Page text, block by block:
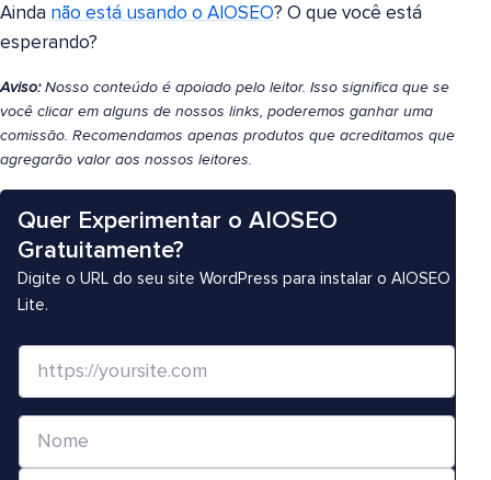
Ainda não está usando o AIOSEO? O que você está
esperando?
Aviso:Nosso conteúdo é apoiado pelo leitor. Isso significa que se
você clicar em alguns de nossos links, poderemos ganhar uma
comissão. Recomendamos apenas produtos que acreditamos que
agregarão valor aos nossos leitores.
Quer Experimentar o AIOSEO
Gratuitamente?
Digite o URL do seu site WordPress para instalar o AIOSEO
Lite.
t